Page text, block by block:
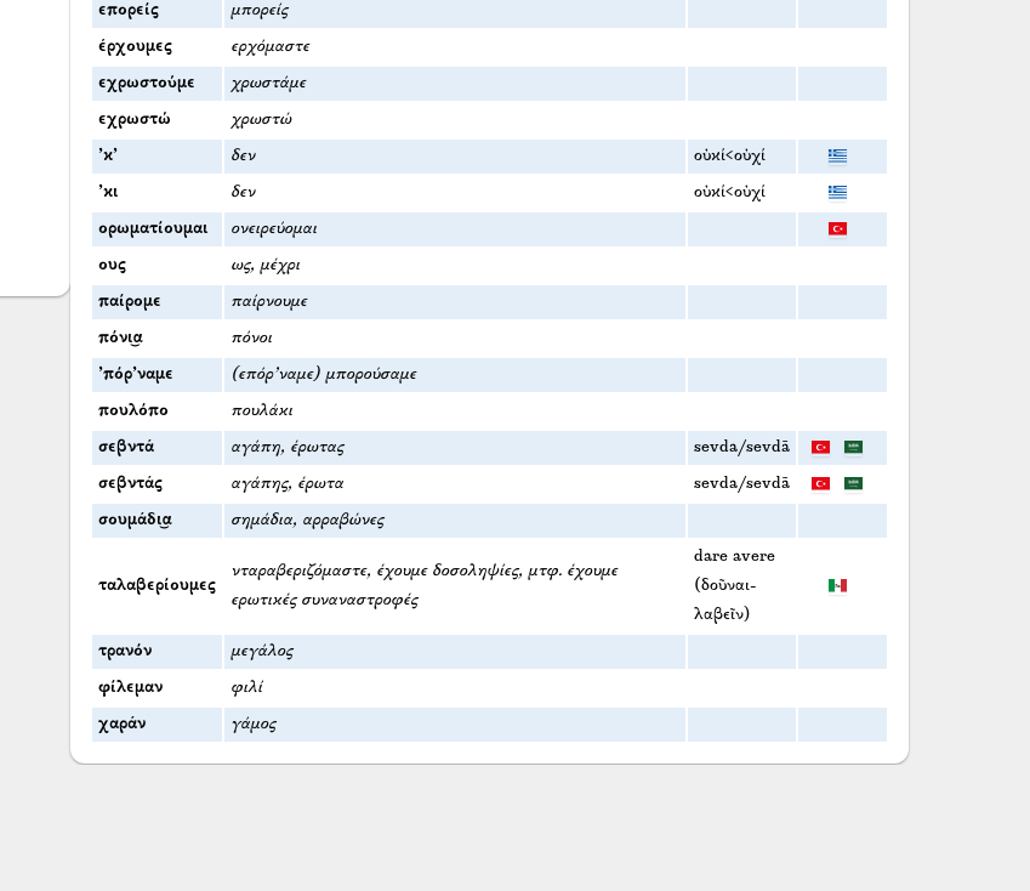
επορείς μπορείς
έρχουμες ερχόμαστε
εχρωστούμε χρωστάμε
εχρωστώ χρωστώ
’κ’ δεν οὐκί<οὐχί
’κι δεν οὐκί<οὐχί
ορωματίουμαι ονειρεύομαι
ους ως, μέχρι
παίρομε παίρνουμε
πόνι͜α πόνοι
’πόρ’ναμε (επόρ’ναμε) μπορούσαμε
πουλόπο πουλάκι
σεβντά αγάπη, έρωτας sevda/sevdā
σεβντάς αγάπης, έρωτα sevda/sevdā
σουμάδι͜α σημάδια, αρραβώνες
ταλαβερίουμες
νταραβεριζόμαστε, έχουμε δοσοληψίες, μτφ. έχουμε
ερωτικές συναναστροφές
dare avere
(δοῦναι-
λαβεῖν)
τρανόν μεγάλος
φίλεμαν φιλί
χαράν γάμος